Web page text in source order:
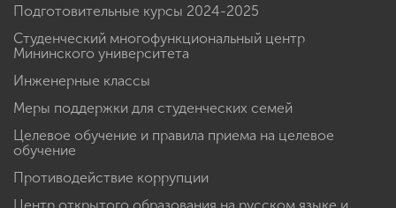
Подготовительные курсы 2024-2025
Студенческий многофункциональный центр
Мининского университета
Инженерные классы
Меры поддержки для студенческих семей
Целевое обучение и правила приема на целевое
обучение
Противодействие коррупции